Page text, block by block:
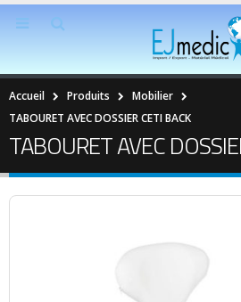
Accueil Produits
Mobilier
TABOURET AVEC DOSSIER CETI BACK
TABOURET AVEC